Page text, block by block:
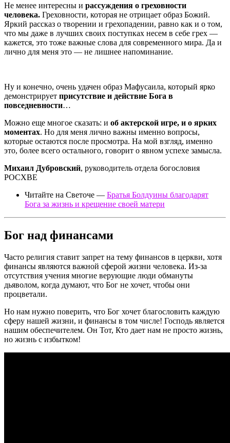
Не менее интересны и рассуждения о греховности
человека. Греховности, которая не отрицает образ Божий.
Яркий рассказ о творении и грехопадении, равно как и о том,
что мы даже в лучших своих поступках несем в себе грех —
кажется, это тоже важные слова для современного мира. Да и
лично для меня это — не лишнее напоминание.
Ну и конечно, очень удачен образ Мафусаила, который ярко
демонстрирует присутствие и действие Бога в
повседневности…
Можно еще многое сказать: и об актерской игре, и о ярких
моментах. Но для меня лично важны именно вопросы,
которые остаются после просмотра. На мой взгляд, именно
это, более всего остального, говорит о явном успехе замысла.
Михаил Дубровский, руководитель отдела богословия
РОСХВЕ
Читайте на Светоче — Братья Болдуины благодарят
Бога за жизнь и крещение своей матери
Бог над финансами
Часто религия ставит запрет на тему финансов в церкви, хотя
финансы являются важной сферой жизни человека. Из-за
отсутствия учения многие верующие люди обмануты
дьяволом, когда думают, что Бог не хочет, чтобы они
процветали.
Но нам нужно поверить, что Бог хочет благословить каждую
сферу нашей жизни, и финансы в том числе! Господь является
нашим обеспечителем. Он Тот, Кто дает нам не просто жизнь,
но жизнь с избытком!